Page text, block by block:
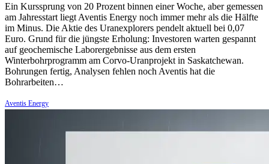
Ein Kurssprung von 20 Prozent binnen einer Woche, aber gemessen
am Jahresstart liegt Aventis Energy noch immer mehr als die Hälfte
im Minus. Die Aktie des Uranexplorers pendelt aktuell bei 0,07
Euro. Grund für die jüngste Erholung: Investoren warten gespannt
auf geochemische Laborergebnisse aus dem ersten
Winterbohrprogramm am Corvo-Uranprojekt in Saskatchewan.
Bohrungen fertig, Analysen fehlen noch Aventis hat die
Bohrarbeiten…
Aventis Energy